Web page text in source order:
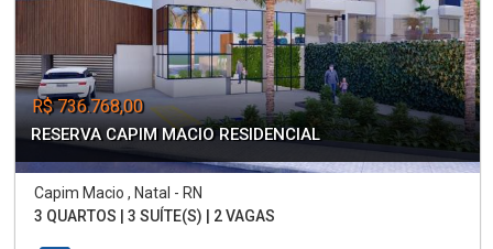
R$ 736.768,00
RESERVA CAPIM MACIO RESIDENCIAL
Capim Macio , Natal - RN
3 QUARTOS | 3 SUÍTE(S) | 2 VAGAS